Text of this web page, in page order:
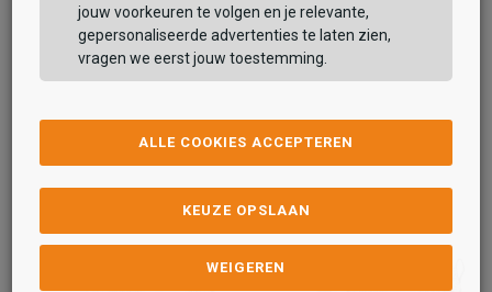
jouw voorkeuren te volgen en je relevante,
gepersonaliseerde advertenties te laten zien,
vragen we eerst jouw toestemming.
ALLE COOKIES ACCEPTEREN
KEUZE OPSLAAN
WEIGEREN